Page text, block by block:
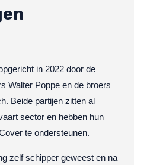
in 2022 door de
Walter Poppe en de broers
Beide partijen zitten al
sector en hebben hun
te ondersteunen.
zelf schipper geweest en na